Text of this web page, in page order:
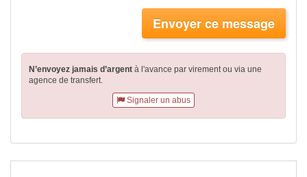
Envoyer ce message
N’envoyez jamais d’argent à l'avance par virementou via une
agence de transfert.
Signaler un abus